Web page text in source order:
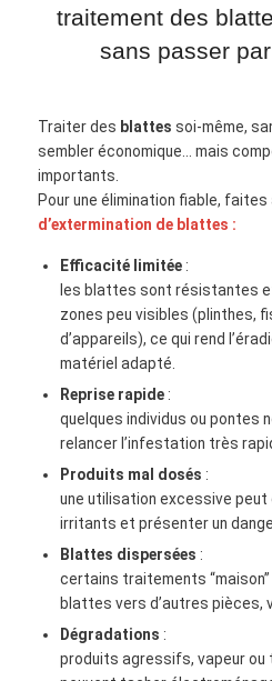
traitement des
sans passer
Traiter des blattes soi‑même,
sembler économique… mais
importants.
Pour une élimination fiable,
d’extermination de blattes :
Efficacité limitée :
les blattes sont résistantes
zones peu visibles (plinthes,
d’appareils), ce qui rend
matériel adapté.
Reprise rapide :
quelques individus ou pontes
relancer l’infestation très
Produits mal dosés :
une utilisation excessive
irritants et présenter un
Blattes dispersées :
certains traitements
blattes vers d’autres pièces,
Dégradations :
produits agressifs, vapeur